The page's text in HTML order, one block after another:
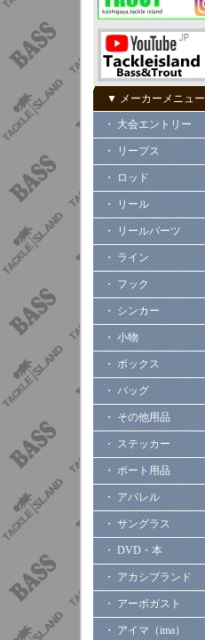
▼ メーカーメニュー
・ 大会エントリー
・ リープス
・ ロッド
・ リール
・ リールパーツ
・ ライン
・ フック
・ シンカー
・ 小物
・ ボックス
・ バッグ
・ その他用品
・ ステッカー
・ ボート用品
・ アパレル
・ サングラス
・ DVD・本
・ アカシブランド
・ アーボガスト
・ アイマ（ima）